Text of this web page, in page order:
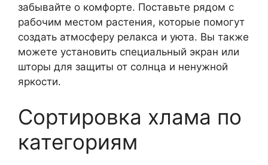
забывайте о комфорте. Поставьте рядом с
рабочим местом растения, которые помогут
создать атмосферу релакса и уюта. Вы также
можете установить специальный экран или
шторы для защиты от солнца и ненужной
яркости.
Сортировка хлама по
категориям